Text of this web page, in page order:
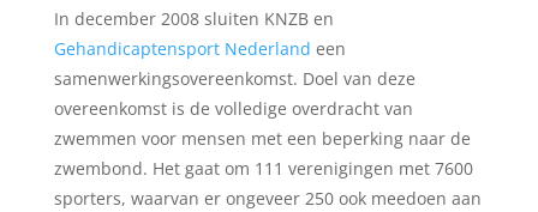
In december 2008 sluiten KNZB en
Gehandicaptensport Nederland een
samenwerkingsovereenkomst. Doel van deze
overeenkomst is de volledige overdracht van
zwemmen voor mensen met een beperking naar de
zwembond. Het gaat om 111 verenigingen met 7600
sporters, waarvan er ongeveer 250 ook meedoen aan